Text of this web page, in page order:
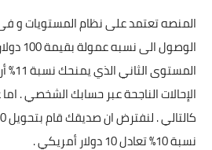
المنصه تعتمد على نظام المستويات و
الوصول
الإحالات الناجحة عبر حسابك الشخصي .
نسبة 10% تعادل 10 دولار أمريكي .